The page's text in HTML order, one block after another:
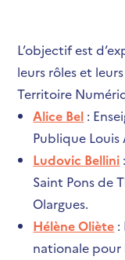
L’objectif est
leurs rôles et
Territoire
Alice Bel :
Publique
Ludovic Bellini
Saint Pons de
Olargues.
Hélène Oliète :
nationale pour